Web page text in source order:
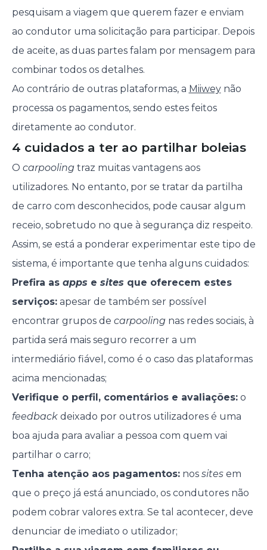
pesquisam a viagem que querem fazer e enviam
ao condutor uma solicitação para participar. Depois
de aceite, as duas partes falam por mensagem para
combinar todos os detalhes.
Ao contrário de outras plataformas, a Miiweynão
processa os pagamentos, sendo estes feitos
diretamente ao condutor.
4 cuidados a ter ao partilhar boleias
O carpoolingtraz muitas vantagens aos
utilizadores. No entanto, por se tratar da partilha
de carro com desconhecidos, pode causar algum
receio, sobretudo no que à segurança diz respeito.
Assim, se está a ponderar experimentar este tipo de
sistema, é importante que tenha alguns cuidados:
Prefira as apps e sites que oferecem estes
serviços:apesar de também ser possível
encontrar grupos de carpoolingnas redes sociais, à
partida será mais seguro recorrer a um
intermediário fiável, como é o caso das plataformas
acima mencionadas;
Verifique o perfil, comentários e avaliações:o
feedbackdeixado por outros utilizadores é uma
boa ajuda para avaliar a pessoa com quem vai
partilhar o carro;
Tenha atenção aos pagamentos:nos sitesem
que o preço já está anunciado, os condutores não
podem cobrar valores extra. Se tal acontecer, deve
denunciar de imediato o utilizador;